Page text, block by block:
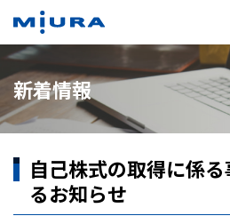
新着情報
自己株式の取得に係
るお知らせ